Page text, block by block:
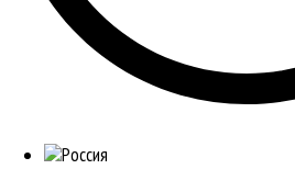
Россия